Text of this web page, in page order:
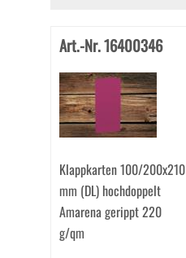
Art.-Nr. 16400346
Klappkarten 100/200x210
mm (DL) hochdoppelt
Amarena gerippt 220
g/qm